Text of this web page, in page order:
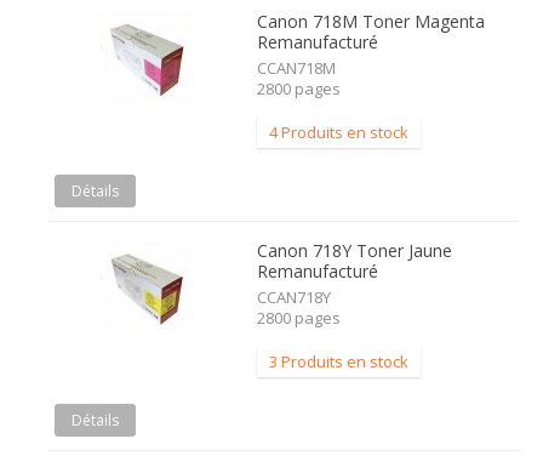
Canon 718M Toner Magenta
Remanufacturé
CCAN718M
2800 pages
4 Produits en stock
Détails
Canon 718Y Toner Jaune
Remanufacturé
CCAN718Y
2800 pages
3 Produits en stock
Détails